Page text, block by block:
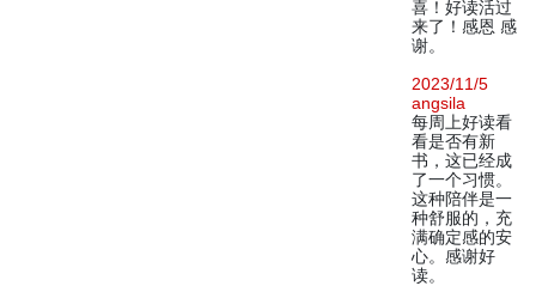
喜！好读活过
来了！感恩 感
谢。
2023/11/5
angsila
每周上好读看
看是否有新
书，这已经成
了一个习惯。
这种陪伴是一
种舒服的，充
满确定感的安
心。感谢好
读。